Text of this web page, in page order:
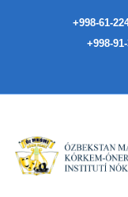
+998-61-
+998-